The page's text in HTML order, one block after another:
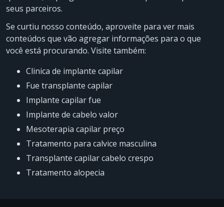
seus parceiros.
Se curtiu nosso conteúdo, aproveite para ver mais
conteúdos que vão agregar informações para o que
você está procurando. Visite também:
clinica de implante capilar
fue transplante capilar
implante capilar fue
implante de cabelo valor
mesoterapia capilar preço
tratamento para calvice masculina
transplante capilar cabelo crespo
tratamento alopecia